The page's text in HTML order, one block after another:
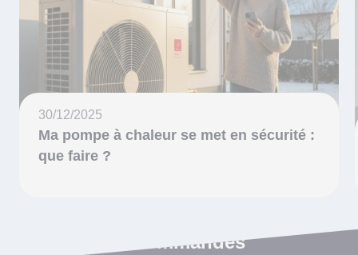
30/12/2025
Ma pompe à chaleur se met en sécurité :
que faire ?
Les articles recommandés